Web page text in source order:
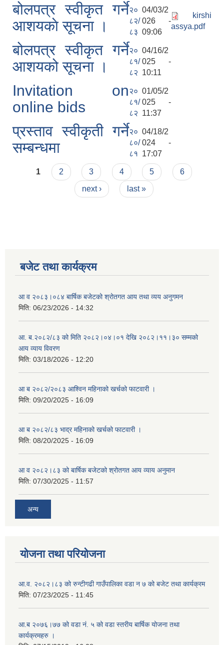
बोलपत्र स्वीकृत गर्ने
आशयकाे सूचना ।
२०
८२/
८३
04/03/2
026 -
09:06
kirshi
assya.pdf
बोलपत्र स्वीकृत गर्ने
आशयको सूचना ।
२०
८१/
८२
04/16/2
025 -
10:11
Invitation on
online bids
२०
८१/
८२
01/05/2
025 -
11:37
प्रस्ताव स्वीकृती गर्ने
सम्बन्धमा
२०
८०/
८१
04/18/2
024 -
17:07
Pages
1 2 3 4 5
6
next ›
last »
बजेट तथा कार्यक्रम
आ व २०८३।०८४ बार्षिक बजेटको श्रोतगत आय तथा व्यय अनुगमन
मिति: 06/23/2026 - 14:32
आ. ब.२०८२/८३ को मिति २०८२।०४।०१ देखि २०८२।११।३० सम्मको
आय व्याय विवरण
मिति: 03/18/2026 - 12:20
आ ब २०८२/२०८३ आश्विन महिनाको खर्चको फाटवारी ।
मिति: 09/20/2025 - 16:09
आ ब २०८२/८३ भाद्र महिनाको खर्चको फाटवारी ।
मिति: 08/20/2025 - 16:09
आ व २०८२।८३ को बार्षिक बजेटको श्रोतगत आय व्याय अनुमान
मिति: 07/30/2025 - 11:57
अन्य
योजना तथा परियोजना
आ.व. २०८२।८३ को रुन्टीगढी गाउँपालिका वडा न ७ को बजेट तथा कार्यक्रम
मिति: 07/23/2025 - 11:45
आ.ब २०७६।७७ को वडा नं. ५ को वडा स्तरीय बार्षिक योजना तथा
कार्यक्रमहरु ।